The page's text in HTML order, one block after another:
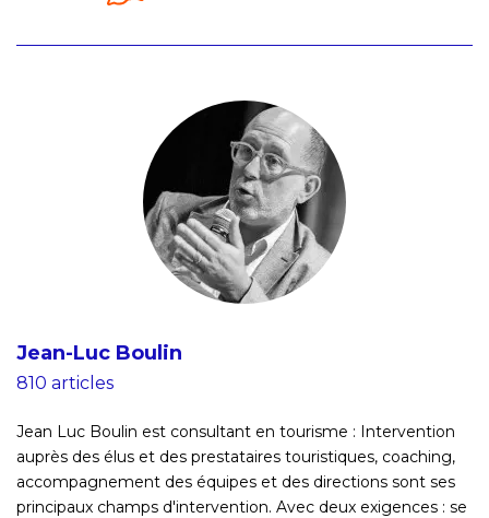
Jean-Luc Boulin
810 articles
Jean Luc Boulin est consultant en tourisme : Intervention
auprès des élus et des prestataires touristiques, coaching,
accompagnement des équipes et des directions sont ses
principaux champs d'intervention. Avec deux exigences : se